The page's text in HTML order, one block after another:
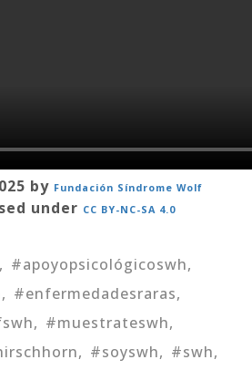
by Fundación Síndrome Wolf
under CC BY-NC-SA 4.0
#apoyopsicológicoswh
#enfermedadesraras
#muestrateswh
#soyswh
#swh